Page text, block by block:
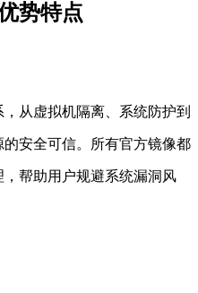
势特点
从虚拟机隔离、系统防护到
安全可信。所有官方镜像都
帮助用户规避系统漏洞风